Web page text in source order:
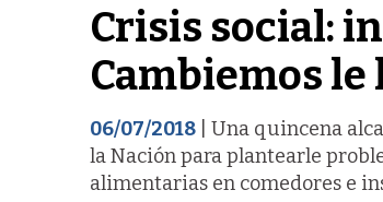
Crisis social:
Cambiemos
06/07/2018 | Una quincena
la Nación para plantearle
alimentarias en comedores e